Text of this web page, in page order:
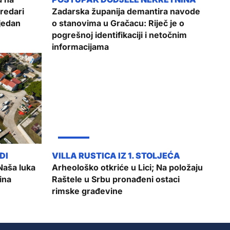
Zadarska županija demantira navode
o stanovima u Gračacu: Riječ je o
pogrešnoj identifikaciji i netočnim
informacijama
luka
Arheološko otkriće u Lici; Na položaju
Raštele u Srbu pronađeni ostaci
rimske građevine